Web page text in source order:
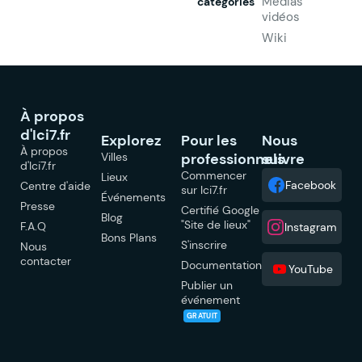
vidéos
Wiki
À propos
d'Ici7.fr
À propos
d'Ici7.fr
Centre d'aide
Presse
F.A.Q
Nous
contacter
Explorez
Villes
Lieux
Événements
Blog
Bons Plans
Pour les
professionnels
Commencer
sur Ici7.fr
Certifié Google
"Site de lieux"
S'inscrire
Documentation
Publier un
événement
GRATUIT
Nous
suivre
Facebook
Instagram
YouTube